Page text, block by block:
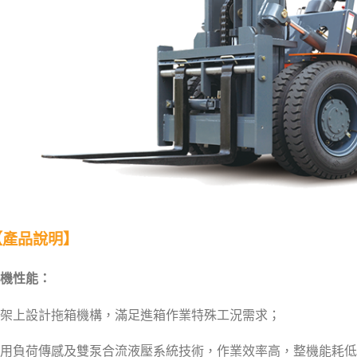
產品說明】
性能：
上設計拖箱機構，滿足進箱作業特殊工況需求；
負荷傳感及雙泵合流液壓系統技術，作業效率高，整機能耗